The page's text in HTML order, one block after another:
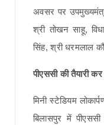
अवसर पर
श्री तोखन साहू,
सिंह, श्री धरमलाल
पीएससी की तैयारी कर
मिनी स्टेडियम
बिलासपुर में पीएससी